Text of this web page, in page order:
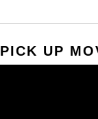
PICK UP